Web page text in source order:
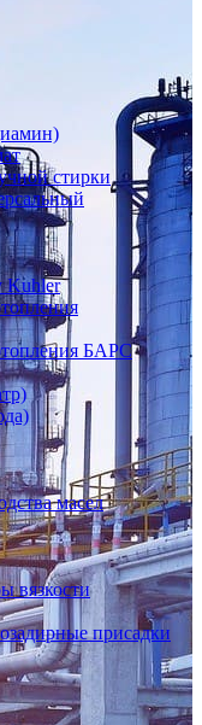
стирки
Kuhler
БАРС
масел
вязкости
присадки